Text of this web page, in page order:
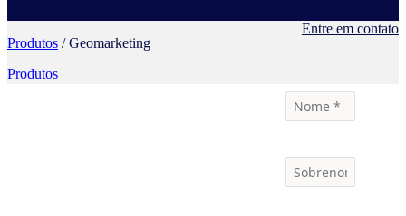
Produtos / Geomarketing
Produtos
Entre em contato